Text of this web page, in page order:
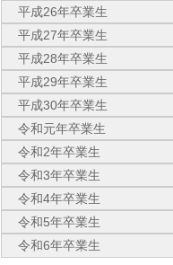
平成26年卒業生
平成27年卒業生
平成28年卒業生
平成29年卒業生
平成30年卒業生
令和元年卒業生
令和2年卒業生
令和3年卒業生
令和4年卒業生
令和5年卒業生
令和6年卒業生